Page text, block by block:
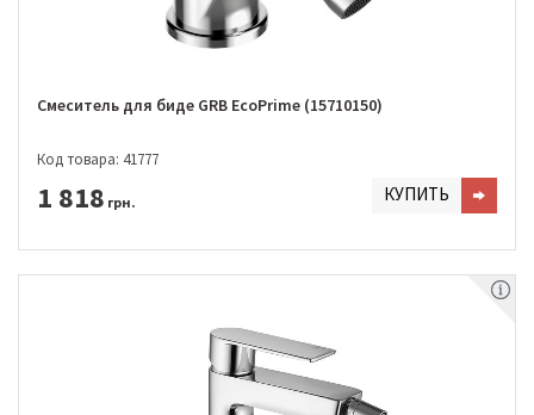
Смеситель для биде GRB EcoPrime (15710150)
Код товара: 41777
1 818 грн. КУПИТЬ